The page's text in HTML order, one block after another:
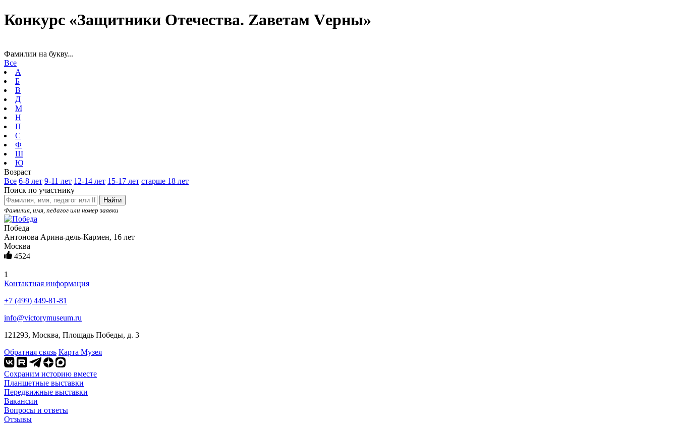
Конкурс «Защитники Отечества. Zаветам Vерны»
Фамилии на букву...
Все
А
Б
В
Д
М
Н
П
С
Ф
Ш
Ю
Возраст
Все 6-8 лет 9-11 лет 12-14 лет 15-17 лет старше 18 лет
Поиск по участнику
Найти
Фамилия, имя, педагог или номер заявки
Победа
Антонова Арина-дель-Кармен, 16 лет
Москва
4524
1
Контактная информация
+7 (499) 449-81-81
info@victorymuseum.ru
121293, Москва, Площадь Победы, д. 3
Обратная связь Карта Музея
Сохраним историю вместе
Планшетные выставки
Передвижные выставки
Вакансии
Вопросы и ответы
Отзывы